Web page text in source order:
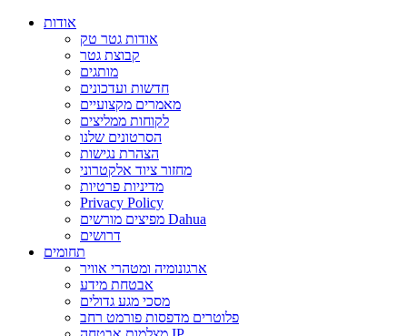
אודות
אודות גטר טק
קבוצת גטר
מותגים
חדשות ועדכונים
מאמרים מקצועיים
לקוחות ממליצים
הסרטונים שלנו
הצהרת נגישות
מחזור ציוד אלקטרוני
מדיניות פרטיות
Privacy Policy
מפיצים מורשים Dahua
דרושים
תחומים
ארגונומיה ומטהרי אוויר
אבטחת מידע
מסכי מגע גדולים
פלוטרים מדפסות פורמט רחב